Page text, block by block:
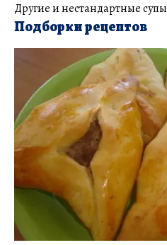
Другие и нестандартные супы
Подборки рецептов